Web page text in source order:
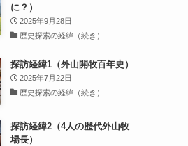
に？）
2025年9月28日
歴史探索の経緯（続き）
探訪経緯1（外山開牧百年史）
2025年7月22日
歴史探索の経緯（続き）
探訪経緯2（4人の歴代外山牧
場長）